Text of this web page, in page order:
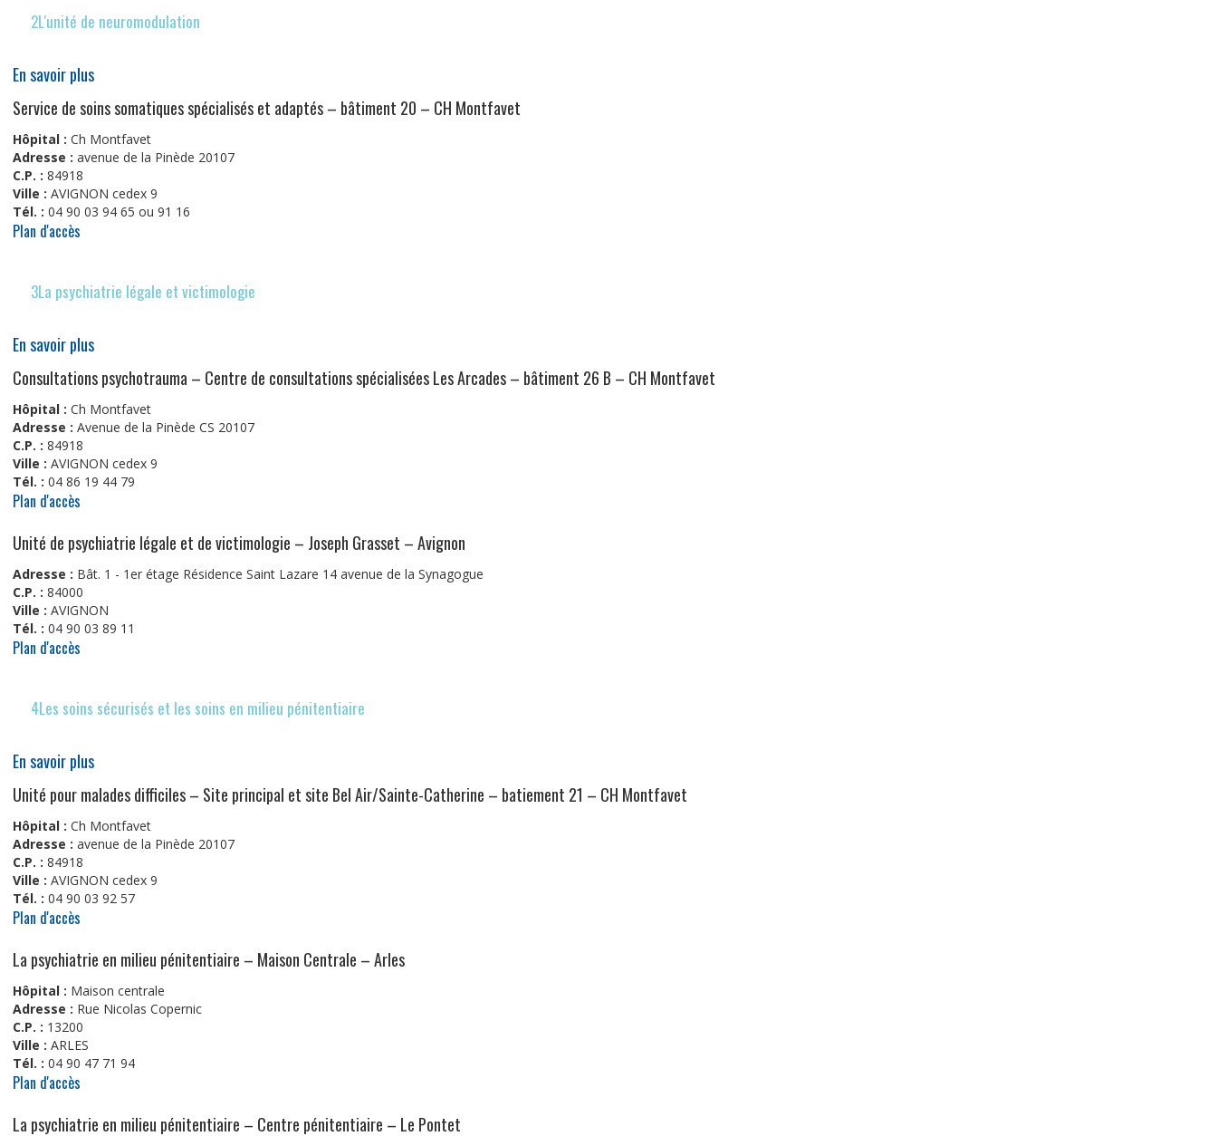
2L'unité de neuromodulation
En savoir plus
Service de soins somatiques spécialisés et adaptés – bâtiment 20 – CH Montfavet
Hôpital : Ch Montfavet
Adresse : avenue de la Pinède 20107
C.P. : 84918
Ville : AVIGNON cedex 9
Tél. : 04 90 03 94 65 ou 91 16
Plan d'accès
3La psychiatrie légale et victimologie
En savoir plus
Consultations psychotrauma – Centre de consultations spécialisées Les Arcades – bâtiment 26 B – CH Montfavet
Hôpital : Ch Montfavet
Adresse : Avenue de la Pinède CS 20107
C.P. : 84918
Ville : AVIGNON cedex 9
Tél. : 04 86 19 44 79
Plan d'accès
Unité de psychiatrie légale et de victimologie – Joseph Grasset – Avignon
Adresse : Bât. 1 - 1er étage Résidence Saint Lazare 14 avenue de la Synagogue
C.P. : 84000
Ville : AVIGNON
Tél. : 04 90 03 89 11
Plan d'accès
4Les soins sécurisés et les soins en milieu pénitentiaire
En savoir plus
Unité pour malades difficiles – Site principal et site Bel Air/Sainte-Catherine – batiement 21 – CH Montfavet
Hôpital : Ch Montfavet
Adresse : avenue de la Pinède 20107
C.P. : 84918
Ville : AVIGNON cedex 9
Tél. : 04 90 03 92 57
Plan d'accès
La psychiatrie en milieu pénitentiaire – Maison Centrale – Arles
Hôpital : Maison centrale
Adresse : Rue Nicolas Copernic
C.P. : 13200
Ville : ARLES
Tél. : 04 90 47 71 94
Plan d'accès
La psychiatrie en milieu pénitentiaire – Centre pénitentiaire – Le Pontet